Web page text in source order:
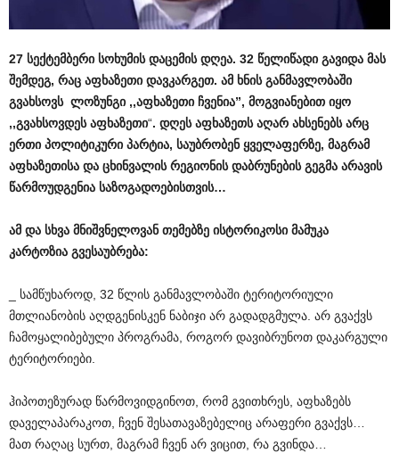
27 სექტემბერი სოხუმის დაცემის დღეა. 32 წელიწადი გავიდა მას
შემდეგ, რაც აფხაზეთი დავკარგეთ. ამ ხნის განმავლობაში
გვახსოვს ლოზუნგი ,,აფხაზეთი ჩვენია”, მოგვიანებით იყო
,,გვახსოვდეს აფხაზეთი“. დღეს აფხაზეთს აღარ ახსენებს არც
ერთი პოლიტიკური პარტია, საუბრობენ ყველაფერზე, მაგრამ
აფხაზეთისა და ცხინვალის რეგიონის დაბრუნების გეგმა არავის
წარმოუდგენია საზოგადოებისთვის…
ამ და სხვა მნიშვნელოვან თემებზე ისტორიკოსი მამუკა
კარტოზია გვესაუბრება:
_ სამწუხაროდ, 32 წლის განმავლობაში ტერიტორიული
მთლიანობის აღდგენისკენ ნაბიჯი არ გადადგმულა. არ გვაქვს
ჩამოყალიბებული პროგრამა, როგორ დავიბრუნოთ დაკარგული
ტერიტორიები.
ჰიპოთეზურად წარმოვიდგინოთ, რომ გვითხრეს, აფხაზებს
დაველაპარაკოთ, ჩვენ შესათავაზებელიც არაფერი გვაქვს…
მათ რაღაც სურთ, მაგრამ ჩვენ არ ვიცით, რა გვინდა…